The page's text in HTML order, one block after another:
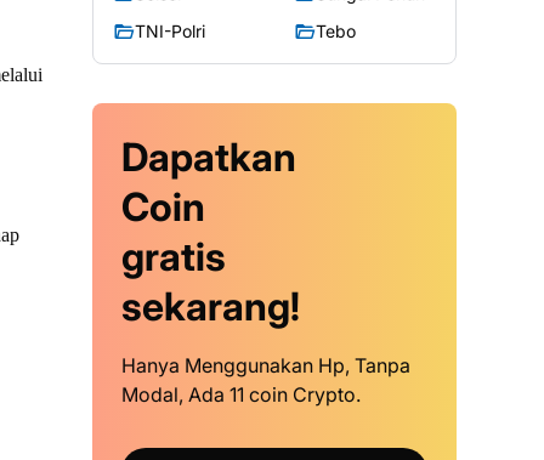
TNI-Polri
Tebo
Dapatkan
Coin
gratis
sekarang!
Hanya Menggunakan Hp, Tanpa
Modal, Ada 11 coin Crypto.